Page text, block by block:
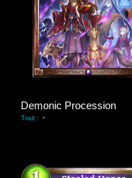
Demonic Procession
Trait : -